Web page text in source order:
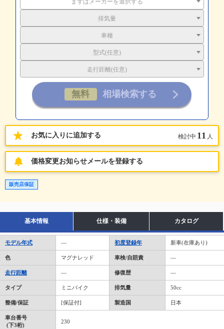
まずはメーカーを選択する
排気量
車種
型式(任意)
走行距離(任意)
お気に入りに追加する 検討中 11 人
価格変更お知らせメールを登録する
販売店保証
基本情報 仕様・装備 カタログ
モデル年式 ― 初度登録年 新車(在庫あり)
色 マグナレッド 車検/自賠責 ―
走行距離 ― 修復歴 ―
タイプ ミニバイク 排気量 50cc
整備/保証 [保証付] 製造国 日本
車台番号
(下3桁)
230